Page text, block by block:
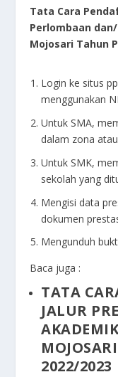
Tata Cara
Perlombaan
Mojosari Tahun
Login ke situs
menggunakan
Untuk SMA,
dalam zona
Untuk SMK,
sekolah yang
Mengisi data
dokumen
Mengunduh
Baca juga :
TATA
JALUR
2022/2023